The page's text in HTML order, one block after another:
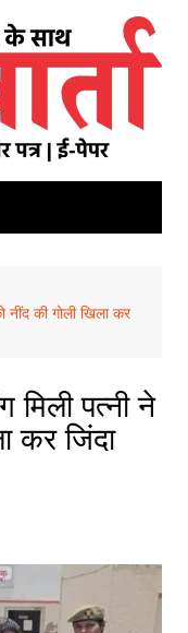
नींद की गोली खिला कर
मिली पत्नी ने
कर जिंदा